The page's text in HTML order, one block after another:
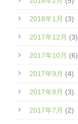
2018年1月 (3)
2017年12月 (3)
2017年10月 (6)
2017年9月 (4)
2017年8月 (3)
2017年7月 (2)